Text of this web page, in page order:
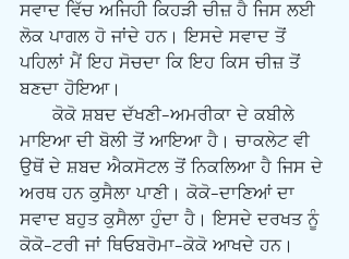
ਸਵਾਦ ਵਿੱਚ ਅਜਿਹੀ ਕਿਹੜੀ ਚੀਜ਼ ਹੈ ਜਿਸ ਲਈ
ਲੋਕ ਪਾਗਲ ਹੋ ਜਾਂਦੇ ਹਨ। ਇਸਦੇ ਸਵਾਦ ਤੋਂ
ਪਹਿਲਾਂ ਮੈਂ ਇਹ ਸੋਚਦਾ ਕਿ ਇਹ ਕਿਸ ਚੀਜ਼ ਤੋਂ
ਬਣਦਾ ਹੋਇਆ।
ਮਾਇਆ ਦੀ ਬੋਲੀ ਤੋਂ ਆਇਆ ਹੈ। ਚਾਕਲੇਟ ਵੀ
ਉਥੋਂ ਦੇ ਸ਼ਬਦ ਐਕਸੋਟਲ ਤੋਂ ਨਿਕਲਿਆ ਹੈ ਜਿਸ ਦੇ
ਅਰਥ ਹਨ ਕੁਸੈਲਾ ਪਾਣੀ। ਕੋਕੋ-ਦਾਣਿਆਂ ਦਾ
ਸਵਾਦ ਬਹੁਤ ਕੁਸੈਲਾ ਹੁੰਦਾ ਹੈ। ਇਸਦੇ ਦਰਖਤ ਨੂੰ
ਕੋਕੋ-ਟਰੀ ਜਾਂ ਥਿਓਬਰੋਮਾ-ਕੋਕੋ ਆਖਦੇ ਹਨ।